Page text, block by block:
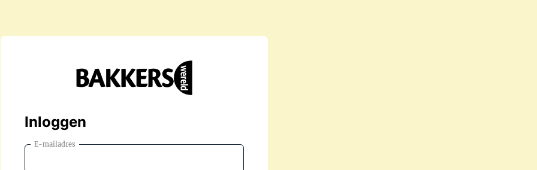
Inloggen
E-mailadres